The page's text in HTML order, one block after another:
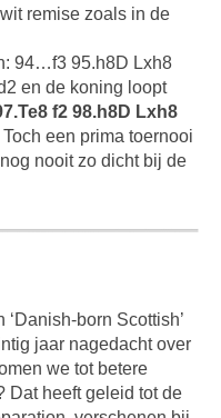
remise zoals in de
94…f3 95.h8D Lxh8
en de koning loopt
f2 98.h8D Lxh8
een prima toernooi
nooit zo dicht bij de
born Scottish’
jaar nagedacht over
we tot betere
Dat heeft geleid tot de